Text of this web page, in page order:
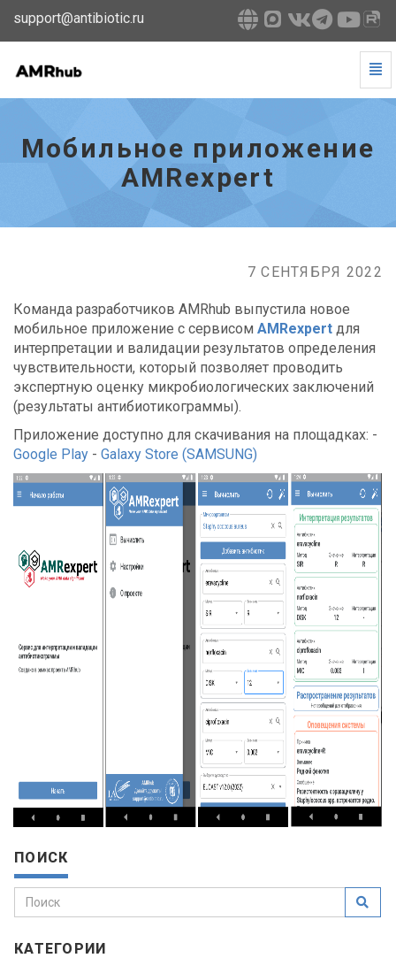
support@antibiotic.ru
Мобильное
Мобильное приложение
AMRexpert
7 СЕНТЯБРЯ 2022
Команда разработчиков AMRhub выпустила новое
мобильное приложение с сервисом AMRexpert для
интерпретации и валидации результатов определения
чувствительности, который позволяет проводить
экспертную оценку микробиологических заключений
(результаты антибиотикограммы).
Приложение доступно для скачивания на площадках: -
Google Play - Galaxy Store (SAMSUNG)
ПОИСК
КАТЕГОРИИ